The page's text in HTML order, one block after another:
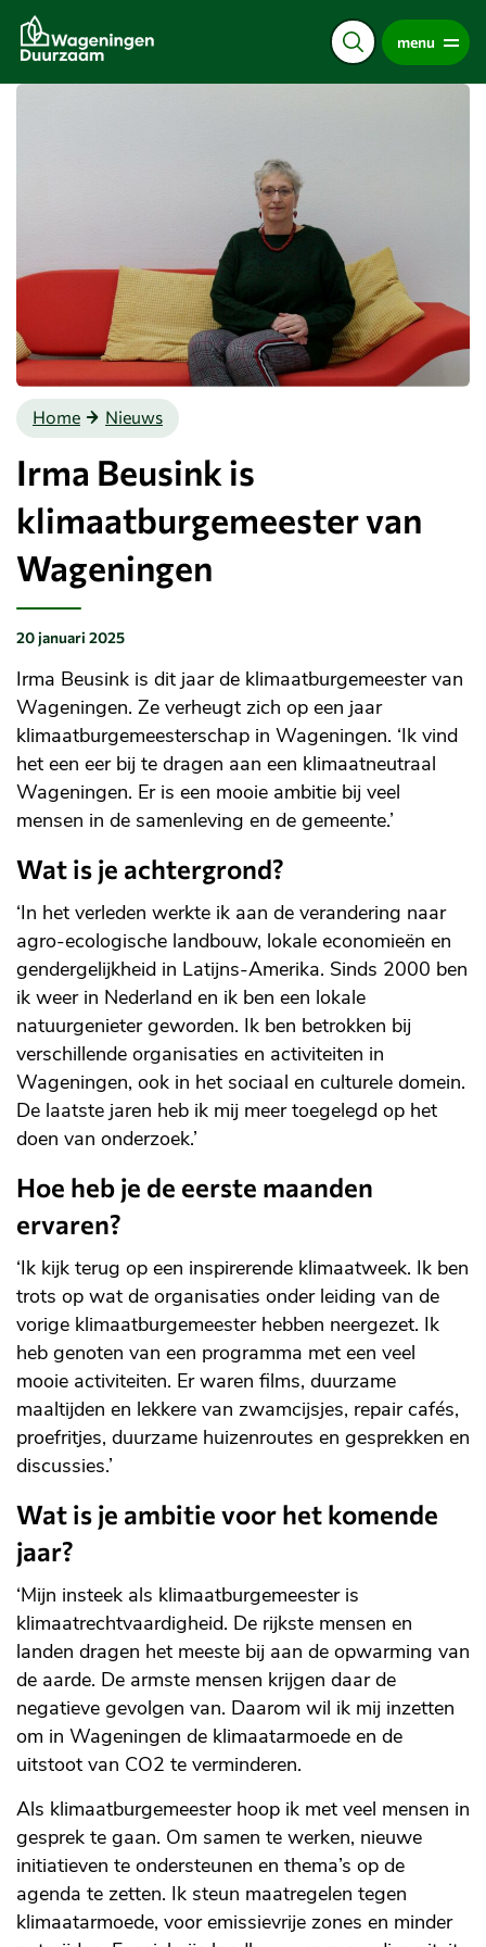
Direct
naar
de
menu
Home Nieuws
Irma Beusink is
klimaatburgemeester van
Wageningen
Gepubliceerd
op:
20 januari 2025
Irma Beusink is dit jaar de klimaatburgemeester van
Wageningen. Ze verheugt zich op een jaar
klimaatburgemeesterschap in Wageningen. ‘Ik vind
het een eer bij te dragen aan een klimaatneutraal
Wageningen. Er is een mooie ambitie bij veel
mensen in de samenleving en de gemeente.’
Wat is je achtergrond?
‘In het verleden werkte ik aan de verandering naar
agro-ecologische landbouw, lokale economieën en
gendergelijkheid in Latijns-Amerika. Sinds 2000 ben
ik weer in Nederland en ik ben een lokale
natuurgenieter geworden. Ik ben betrokken bij
verschillende organisaties en activiteiten in
Wageningen, ook in het sociaal en culturele domein.
De laatste jaren heb ik mij meer toegelegd op het
doen van onderzoek.’
Hoe heb je de eerste maanden
ervaren?
‘Ik kijk terug op een inspirerende klimaatweek. Ik ben
trots op wat de organisaties onder leiding van de
vorige klimaatburgemeester hebben neergezet. Ik
heb genoten van een programma met een veel
mooie activiteiten. Er waren films, duurzame
maaltijden en lekkere van zwamcijsjes, repair cafés,
proefritjes, duurzame huizenroutes en gesprekken en
discussies.’
Wat is je ambitie voor het komende
jaar?
‘Mijn insteek als klimaatburgemeester is
klimaatrechtvaardigheid. De rijkste mensen en
landen dragen het meeste bij aan de opwarming van
de aarde. De armste mensen krijgen daar de
negatieve gevolgen van. Daarom wil ik mij inzetten
om in Wageningen de klimaatarmoede en de
uitstoot van CO2 te verminderen.
Als klimaatburgemeester hoop ik met veel mensen in
gesprek te gaan. Om samen te werken, nieuwe
initiatieven te ondersteunen en thema’s op de
agenda te zetten. Ik steun maatregelen tegen
klimaatarmoede, voor emissievrije zones en minder